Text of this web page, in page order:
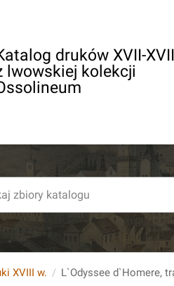
druków XVII-
lwowskiej kolekcji
XVIII w.